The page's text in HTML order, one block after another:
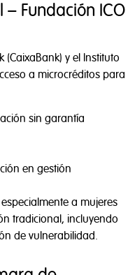
Fundación ICO
y el Instituto
a microcréditos para
sin garantía
en gestión
a mujeres
tradicional, incluyendo
de vulnerabilidad.